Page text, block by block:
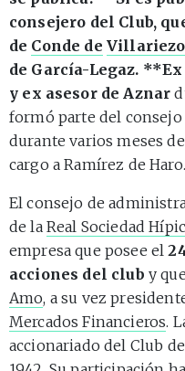
consejero del Club,
de Conde de Villariezo
de García-Legaz. **Ex
y ex asesor de Aznar
formó parte del
durante varios meses
cargo a Ramírez de Haro.
El consejo de
de la Real Sociedad
empresa que posee el
acciones del club y
Amo, a su vez
Mercados Financieros.
accionariado del Club